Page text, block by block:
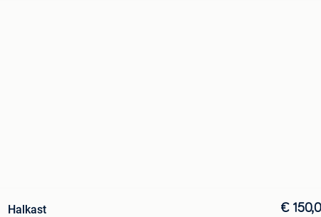
Halkast €